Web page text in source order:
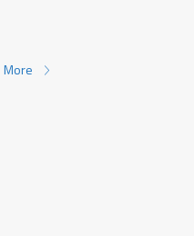
More